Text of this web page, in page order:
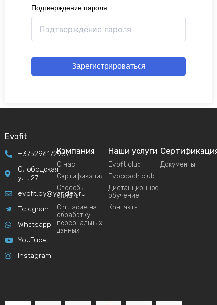
Подтверждение пароля
Зарегистрироваться
Evofit
+375296172937
Слободская
ул., 27
evofit.by@yandex.ru
Telegram
Whatsapp
YouTube
Instagram
Компания
О нас
Сертификация
Способы
оплаты
Согласие на
обработку
персональных
данных
Наши услуги
Evofit club
Evocoach club
Дистанционное
обучение
Контакты
Документы